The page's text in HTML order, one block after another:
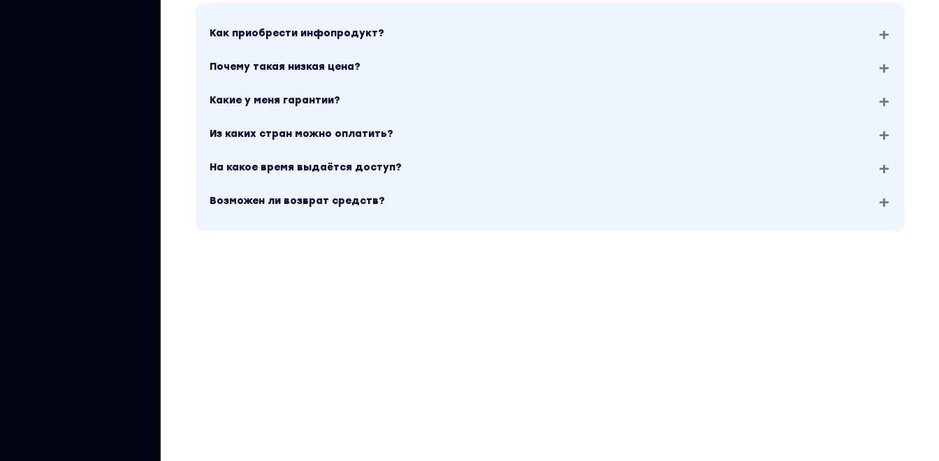
Как приобрести инфопродукт?
Почему такая низкая цена?
Какие у меня гарантии?
Из каких стран можно оплатить?
На какое время выдаётся доступ?
Возможен ли возврат средств?